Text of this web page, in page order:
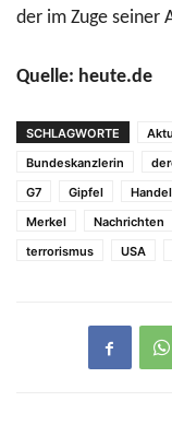
der im Zuge seiner
Quelle: heute.de
SCHLAGWORTE
Bundeskanzlerin
G7
Gipfel Handel
Merkel
Nachrichten
terrorismus
USA